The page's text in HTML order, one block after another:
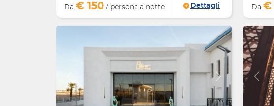
Da € 150 / persona a notte Dettagli Da €
Avanti